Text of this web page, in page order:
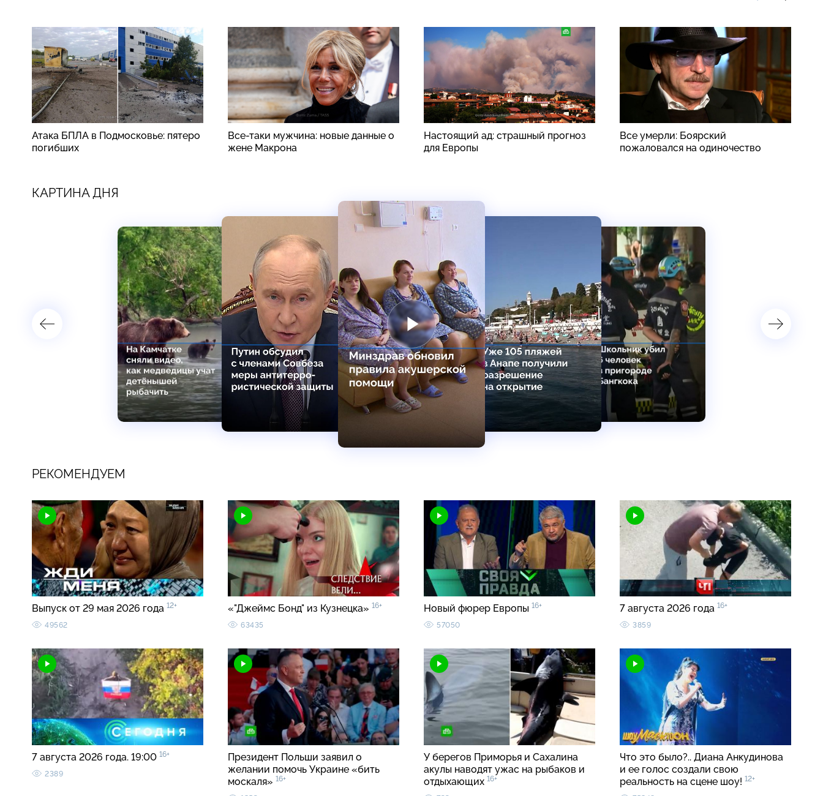
Атака БПЛА в Подмосковье: пятеро
погибших
Все-таки мужчина: новые данные о
жене Макрона
Настоящий ад: страшный прогноз
для Европы
Все умерли: Боярский
пожаловался на одиночество
КАРТИНА ДНЯ
РЕКОМЕНДУЕМ
Выпуск от 29 мая 2026 года 12+
49562
«"Джеймс Бонд" из Кузнецка» 16+
63435
Новый фюрер Европы 16+
57050
7 августа 2026 года 16+
3859
7 августа 2026 года. 19:00 16+
2389
Президент Польши заявил о
желании помочь Украине «бить
москаля» 16+
У берегов Приморья и Сахалина
акулы наводят ужас на рыбаков и
отдыхающих 16+
Что это было?.. Диана Анкудинова
и ее голос создали свою
реальность на сцене шоу! 12+